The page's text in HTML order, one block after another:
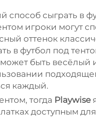
сыграть в
игроки могут
оттенок
в футбол под
быть весёлый
каждый.
тогда Playwise
доступным